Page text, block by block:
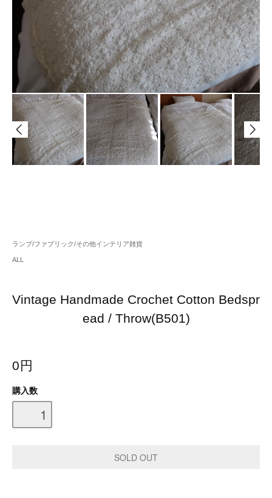
ランプ/ファブリック/その他インテリア雑貨
ALL
Vintage Handmade Crochet Cotton Bedspr
ead / Throw(B501)
0円
購入数